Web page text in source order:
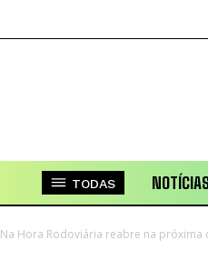
TODAS
Na Hora Rodoviária reabre na próxima